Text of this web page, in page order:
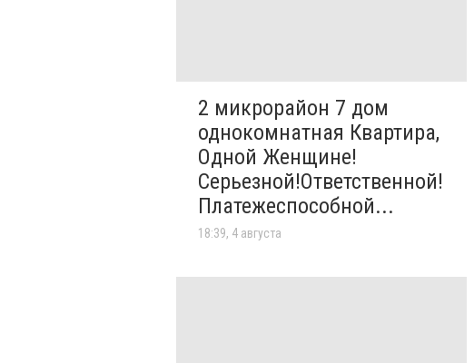
2 микрорайон 7 дом
однокомнатная Квартира,
Одной Женщине!
Серьезной!Ответственной!
Платежеспособной...
18:39, 4 августа